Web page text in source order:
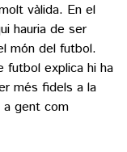
vàlida. En el
hauria de ser
món del futbol.
futbol explica hi ha
més fidels a la
a gent com